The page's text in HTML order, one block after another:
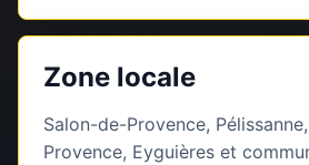
Zone locale
Salon-de-Provence,
Provence, Eyguières et